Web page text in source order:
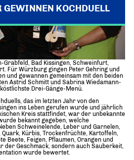
ÜBER UNS
– Mitgliedermagazin
TERMINE
PROJEKTE
GEWINNEN KOCHDUELL
Vertreter aus den mainfränkischen
traten in Schweinfurt zum
der jungen Wirtschaft an. Die Teilnehmer
Grabfeld, Bad Kissingen, Schweinfurt,
Für Würzburg gingen Peter Gehring und
und gewannen gemeinsam mit den beiden
Astrid Schmitt und Sabrina Wiedamann-
Drei-Gänge-Menü.
das im letzten Jahr von den
ins Leben gerufen wurde und jährlich
Kreis stattfindet, war der unbekannte
bekannt gegeben, welche
Schweinelende, Leber und Garnelen,
Kürbis, Trockenfrüchte, Kartoffeln,
Beete, Feigen, Pflaumen, Orangen und
der Geschmack, sondern auch Sauberkeit,
wurde bewertet.